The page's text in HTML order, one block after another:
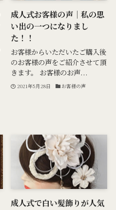
成人式お客様の声｜私の思
い出の一つになりまし
た！！
お客様からいただいたご購入後
のお客様の声をご紹介させて頂
きます。 お客様のお声...
2021年5月28日 お客様の声
成人式で白い髪飾りが人気